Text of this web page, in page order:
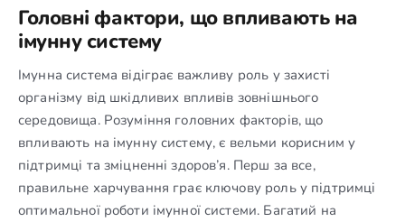
Головні фактори, що впливають на
імунну систему
Імунна система відіграє важливу роль у захисті
організму від шкідливих впливів зовнішнього
середовища. Розуміння головних факторів, що
впливають на імунну систему, є вельми корисним у
підтримці та зміцненні здоров’я. Перш за все,
правильне харчування грає ключову роль у підтримці
оптимальної роботи імунної системи. Багатий на